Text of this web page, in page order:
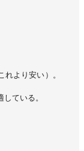
より安い）。
ている。